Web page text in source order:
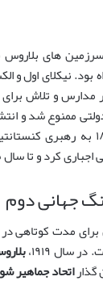
سرزمین
نیکلای اول و
مدارس و تلاش
دولتی ممنوع شد
ها منجر به قیام هایی
سندی به زبان بلاروسی منتشر نشد.
سال ۱۹۱۹،
اتحاد جماهیر